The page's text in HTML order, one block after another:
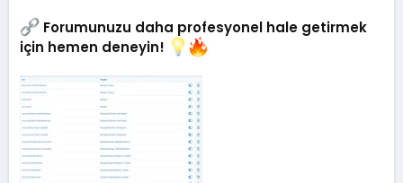
Forumunuzu daha profesyonel hale getirmek
için hemen deneyin!